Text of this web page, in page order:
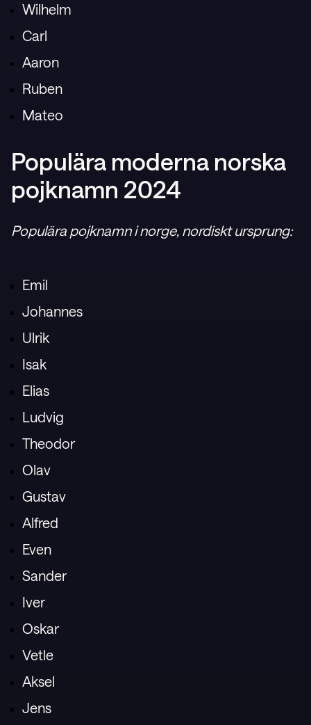
Wilhelm
Carl
Aaron
Ruben
Mateo
Populära moderna norska
pojknamn 2024
Populära pojknamn i norge, nordiskt ursprung:
Emil
Johannes
Ulrik
Isak
Elias
Ludvig
Theodor
Olav
Gustav
Alfred
Even
Sander
Iver
Oskar
Vetle
Aksel
Jens